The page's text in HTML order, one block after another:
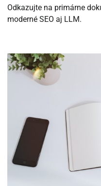
Odkazujte na primárne
moderné SEO aj LLM.